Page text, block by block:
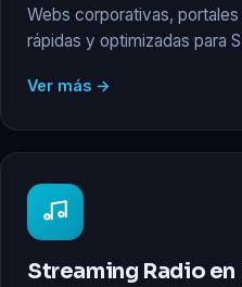
Webs corporativas,
rápidas y optimizadas para
Ver más →
Streaming Radio